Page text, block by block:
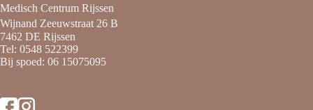
Medisch Centrum Rijssen
Wijnand Zeeuwstraat 26 B
7462 DE Rijssen
Tel: 0548 522399
Bij spoed: 06 15075095